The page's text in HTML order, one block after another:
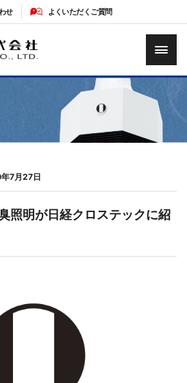
せ よくいただくご質問
7月27日
照明が日経クロステックに紹